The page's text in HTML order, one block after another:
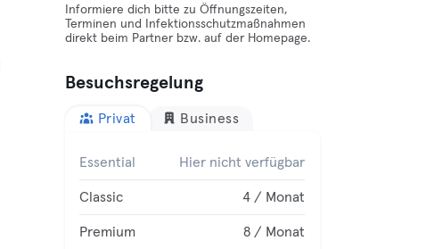
Informiere dich bitte zu Öffnungszeiten,
Terminen und Infektionsschutzmaßnahmen
direkt beim Partner bzw. auf der Homepage.
Besuchsregelung
Privat Business
Essential Hier nicht verfügbar
Classic 4 / Monat
Premium 8 / Monat